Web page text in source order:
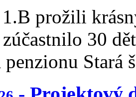
prožili
zúčastnilo 30
Stará